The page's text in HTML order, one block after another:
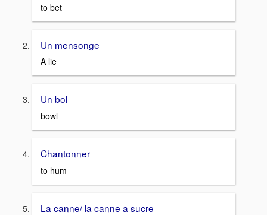
to bet
Un mensonge
A lie
Un bol
bowl
Chantonner
to hum
La canne/ la canne a sucre